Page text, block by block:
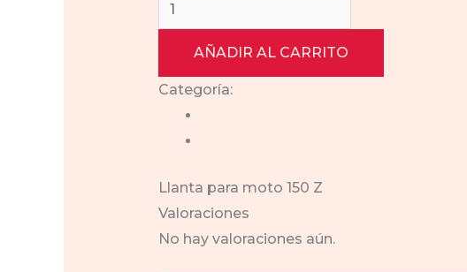
$700.00.$600.00.
para
moto
150
AÑADIR AL CARRITO
Categoría:
Llanta para moto 150 Z
Valoraciones
No hay valoraciones aún.